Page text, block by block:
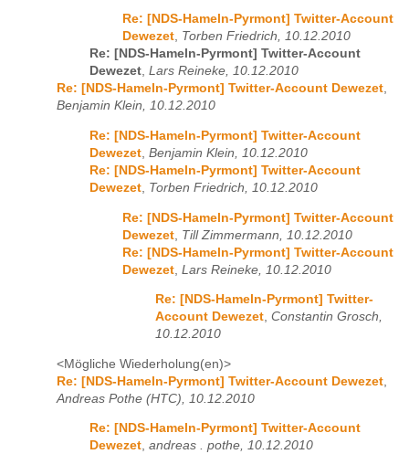
Re: [NDS-Hameln-Pyrmont] Twitter-Account
Dewezet, Torben Friedrich, 10.12.2010
Re: [NDS-Hameln-Pyrmont] Twitter-Account
Dewezet, Lars Reineke, 10.12.2010
Re: [NDS-Hameln-Pyrmont] Twitter-Account Dewezet,
Benjamin Klein, 10.12.2010
Re: [NDS-Hameln-Pyrmont] Twitter-Account
Dewezet Benjamin Klein, 10.12.2010
Re: [NDS-Hameln-Pyrmont] Twitter-Account
Dewezet Torben Friedrich, 10.12.2010
Re: [NDS-Hameln-Pyrmont] Twitter-Account
Dewezet Till Zimmermann, 10.12.2010
Re: [NDS-Hameln-Pyrmont] Twitter-Account
Dewezet Lars Reineke, 10.12.2010
Re: [NDS-Hameln-Pyrmont] Twitter-
Account Dewezet, Constantin Grosch,
10.12.2010
<Mögliche Wiederholung(en)>
Re: [NDS-Hameln-Pyrmont] Twitter-Account Dewezet
Andreas Pothe (HTC), 10.12.2010
Re: [NDS-Hameln-Pyrmont] Twitter-Account
Dewezet, andreas . pothe, 10.12.2010